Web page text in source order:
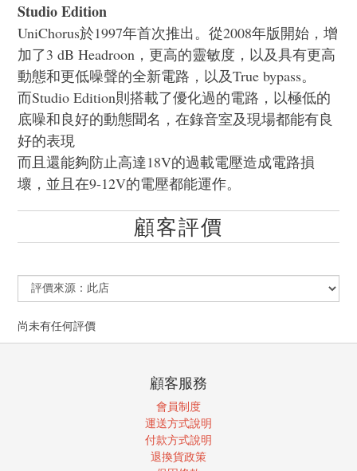
Studio Edition
UniChorus於1997年首次推出。從2008年版開始，增
加了3 dB Headroon，更高的靈敏度，以及具有更高
動態和更低噪聲的全新電路，以及True bypass。
而Studio Edition則搭載了優化過的電路，以極低的
底噪和良好的動態聞名，在錄音室及現場都能有良
好的表現
而且還能夠防止高達18V的過載電壓造成電路損
壞，並且在9-12V的電壓都能運作。
顧客評價
尚未有任何評價
顧客服務
會員制度
運送方式說明
付款方式說明
退換貨政策